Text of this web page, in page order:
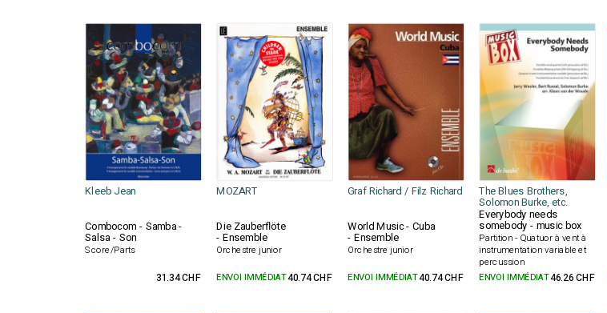
Kleeb Jean MOZART Graf Richard / Filz Richard The Blues Brothers,
Solomon Burke, etc.
Combocom - Samba -
Salsa - Son
Score/Parts
Die Zauberflöte
- Ensemble
Orchestre junior
World Music - Cuba
- Ensemble
Orchestre junior
Everybody needs
somebody - music box
Partition - Quatuor à vent à
instrumentation variable et
percussion
31.34 CHF ENVOI IMMÉDIAT40.74 CHF ENVOI IMMÉDIAT40.74 CHF ENVOI IMMÉDIAT46.26 CHF